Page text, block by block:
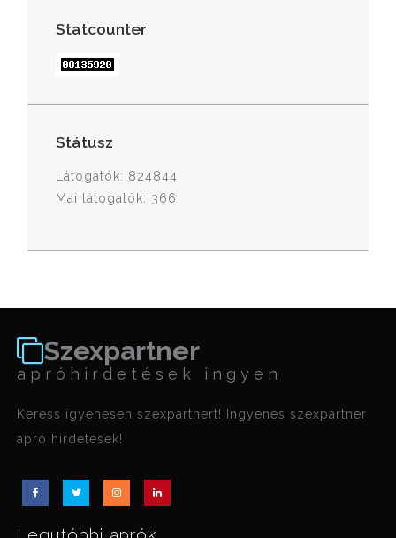
Statcounter
Státusz
Látogatók: 824844
Mai látogatók: 366
Szexpartner
apróhirdetések ingyen
Keress igyenesen szexpartnert! Ingyenes szexpartner
apró hirdetések!